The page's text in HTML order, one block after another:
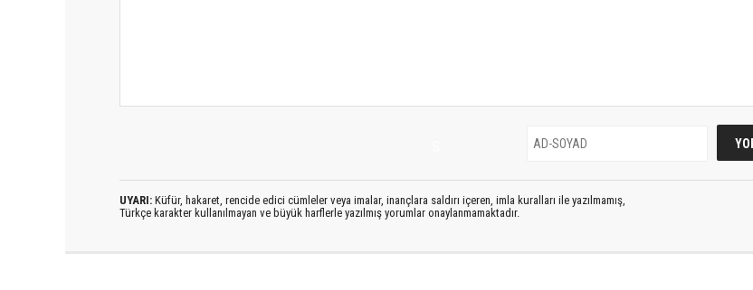
UYARI: Küfür, hakaret, rencide edici cümleler veya imalar, inançlara saldırı içeren, imla kuralları ile yazılmamış,
Türkçe karakter kullanılmayan ve büyük harflerle yazılmış yorumlar onaylanmamaktadır.